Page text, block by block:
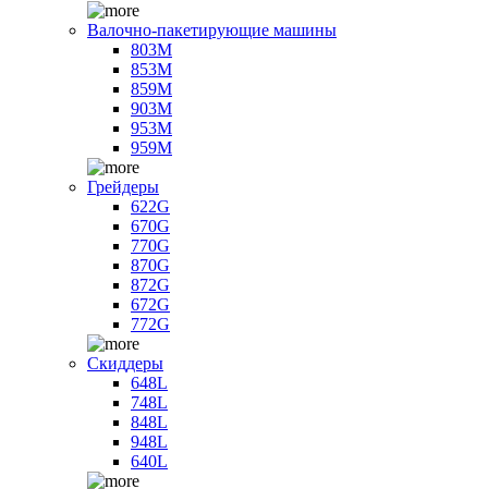
Валочно-пакетирующие машины
803M
853M
859M
903M
953M
959M
Грейдеры
622G
670G
770G
870G
872G
672G
772G
Скиддеры
648L
748L
848L
948L
640L